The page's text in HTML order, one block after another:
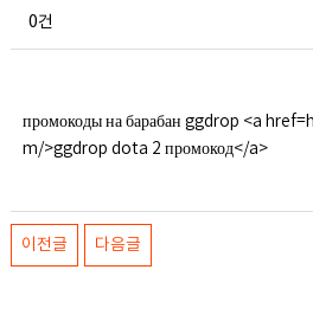
0건
промокоды на барабан ggdrop <a
m/>ggdrop dota 2 промокод</a>
이전글 다음글